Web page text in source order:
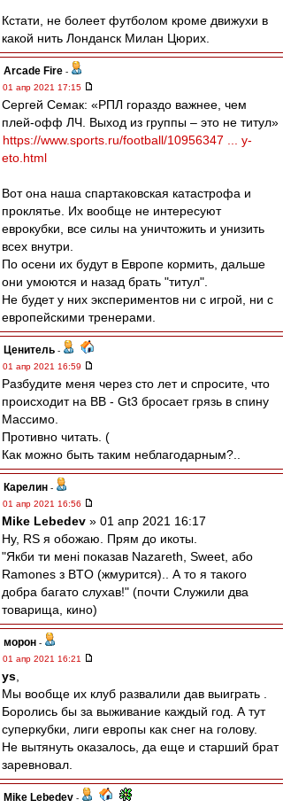
Кстати, не болеет футболом кроме движухи в
какой нить Лонданск Милан Цюрих.
Arcade Fire -
01 апр 2021 17:15
Сергей Семак: «РПЛ гораздо важнее, чем
плей-офф ЛЧ. Выход из группы – это не титул»
https://www.sports.ru/football/10956347 ... y-
eto.html
Вот она наша спартаковская катастрофа и
проклятье. Их вообще не интересуют
еврокубки, все силы на уничтожить и унизить
всех внутри.
По осени их будут в Европе кормить, дальше
они умоются и назад брать "титул".
Не будет у них экспериментов ни с игрой, ни с
европейскими тренерами.
Ценитель -
01 апр 2021 16:59
Разбудите меня через сто лет и спросите, что
происходит на ВВ - Gt3 бросает грязь в спину
Массимо.
Противно читать. (
Как можно быть таким неблагодарным?..
Карелин -
01 апр 2021 16:56
Mike Lebedev » 01 апр 2021 16:17
Ну, RS я обожаю. Прям до икоты.
"Якби ти мені показав Nazareth, Sweet, або
Ramones з BTO (жмурится).. А то я такого
добра багато слухав!" (почти Служили два
товарища, кино)
морон -
01 апр 2021 16:21
ys
Мы вообще их клуб развалили дав выиграть .
Боролись бы за выживание каждый год. А тут
суперкубки, лиги европы как снег на голову.
Не вытянуть оказалось, да еще и старший брат
заревновал.
Mike Lebedev -